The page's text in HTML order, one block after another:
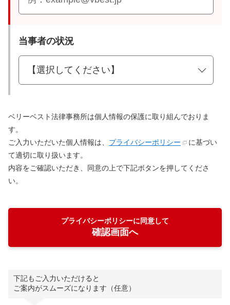
当事者の状況
ベリーベスト法律事務所は個人情報の保護に取り組んでおりま
す。
ご入力いただいた個人情報は、 プライバシーポリシー
に基づい
て適切に取り扱います。
内容をご確認いただき、同意の上で下記ボタンを押してくださ
い。
プライバシーポリシーに同意して
確認画面へ
下記もご入力いただけると
ご案内がスムーズになります（任意）